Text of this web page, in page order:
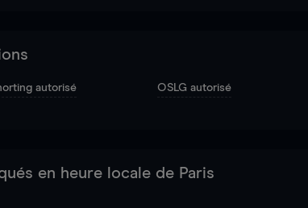
autorisé OSLG autorisé
en heure locale de Paris